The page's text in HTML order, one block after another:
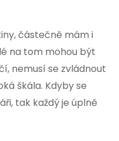
částečně mám i
na tom mohou být
nemusí se zvládnout
škála. Kdyby se
tak každý je úplně